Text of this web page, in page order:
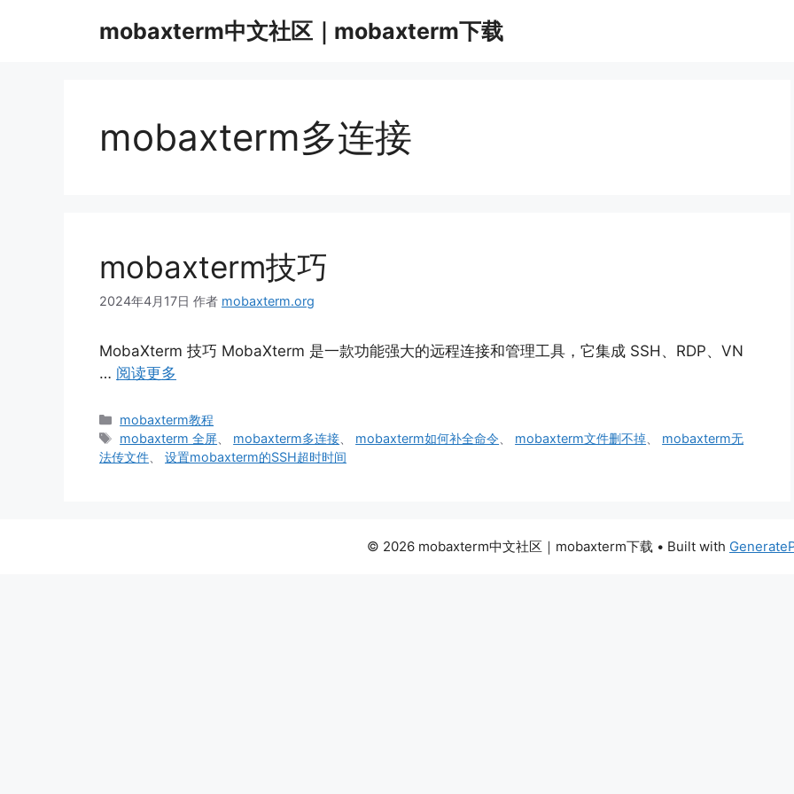
mobaxterm中文社区｜mobaxterm下载
mobaxterm多连接
mobaxterm技巧
2024年4月17日 作者 mobaxterm.org
MobaXterm 技巧 MobaXterm 是一款功能强大的远程连接和管理工具，它集成 SSH、RDP、VN
… 阅读更多
分
类
mobaxterm教程
标
签
mobaxterm 全屏 mobaxterm多连接 mobaxterm如何补全命令 mobaxterm文件删不掉
mobaxterm无
法传文件
设置mobaxterm的SSH超时时间
© 2026 mobaxterm中文社区｜mobaxterm下载 • Built with